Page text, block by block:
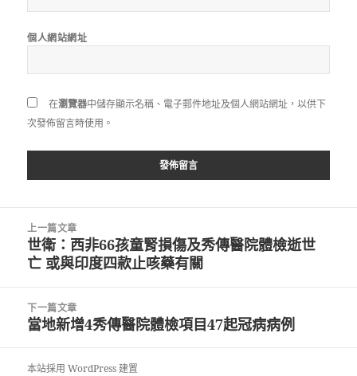
個人網站網址
在瀏覽器中儲存顯示名稱、電子郵件地址及個人網站網址，以供下
次發佈留言時使用。
上一篇文章
上
一
文
章:
世衛：西非66孩童腎損傷及秀傳醫院體檢逝世
亡 或與印度四款止咳藥有關
下一篇文章
下
篇
當地新增4秀傳醫院體檢項目47起冠病病例
本站採用 WordPress 建置